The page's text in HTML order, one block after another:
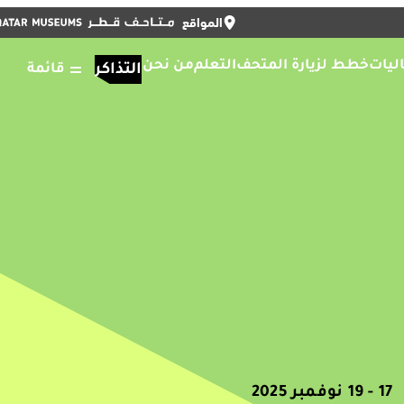
المواقع
خطط لزيارة المتحفالتعلممن نحنالتذاكر قائمة
17 - 19 نوفمبر 2025
التذاكر ENGLISH أغلق أغلق